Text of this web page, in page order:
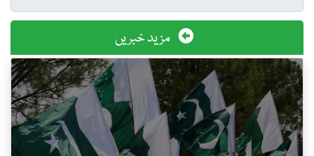
مزید خبریں